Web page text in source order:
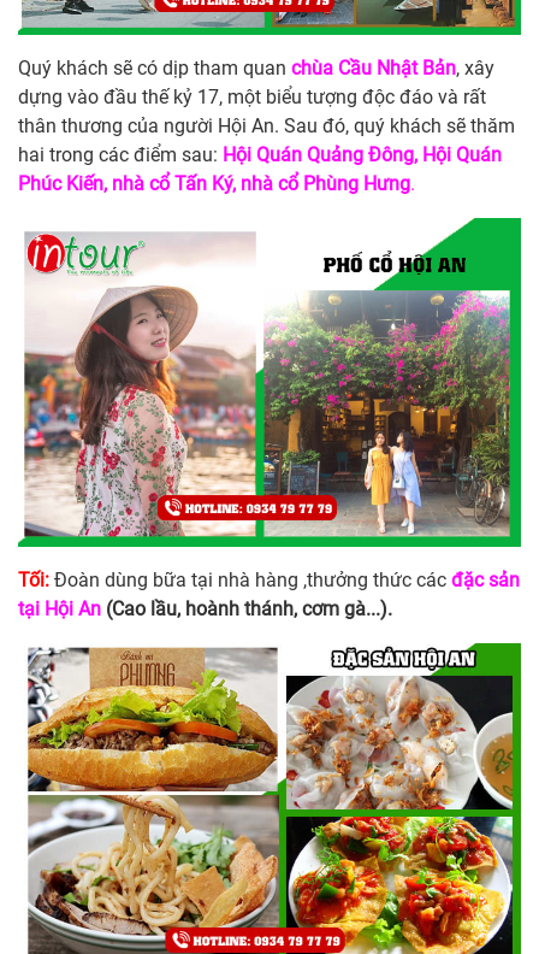
Quý khách sẽ có dịp tham quan chùa Cầu Nhật Bản, xây
dựng vào đầu thế kỷ 17, một biểu tượng độc đáo và rất
thân thương của người Hội An. Sau đó, quý khách sẽ thăm
hai trong các điểm sau: Hội Quán Quảng Đông, Hội Quán
Phúc Kiến, nhà cổ Tấn Ký, nhà cổ Phùng Hưng.
Tối: Đoàn dùng bữa tại nhà hàng ,thưởng thức các đặc sản
tại Hội An (Cao lầu, hoành thánh, cơm gà...).